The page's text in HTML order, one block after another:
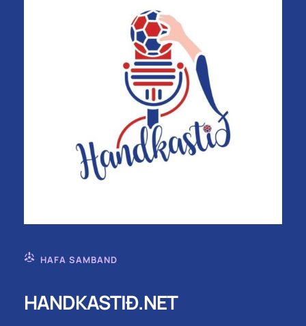
HAFA SAMBAND
HANDKASTIÐ.NET